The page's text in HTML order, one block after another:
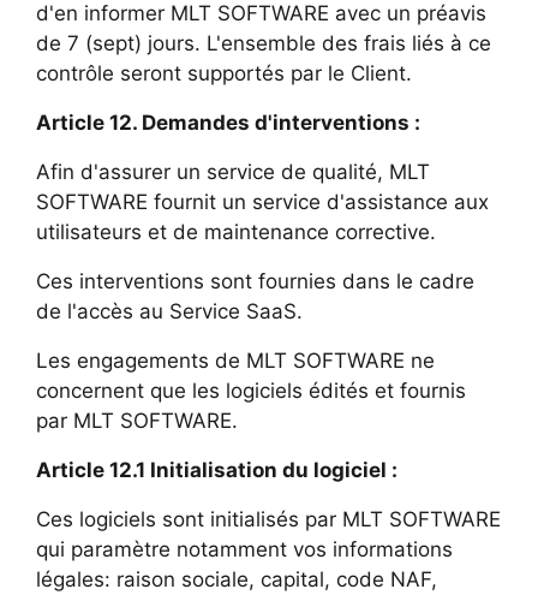
d'en informer MLT SOFTWARE avec un préavis
de 7 (sept) jours. L'ensemble des frais liés à ce
contrôle seront supportés par le Client.
Article 12. Demandes d'interventions :
Afin d'assurer un service de qualité, MLT
SOFTWARE fournit un service d'assistance aux
utilisateurs et de maintenance corrective.
Ces interventions sont fournies dans le cadre
de l'accès au Service SaaS.
Les engagements de MLT SOFTWARE ne
concernent que les logiciels édités et fournis
par MLT SOFTWARE.
Article 12.1 Initialisation du logiciel :
Ces logiciels sont initialisés par MLT SOFTWARE
qui paramètre notamment vos informations
légales: raison sociale, capital, code NAF,